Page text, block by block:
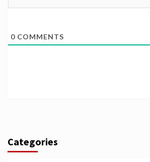
0 COMMENTS
Categories